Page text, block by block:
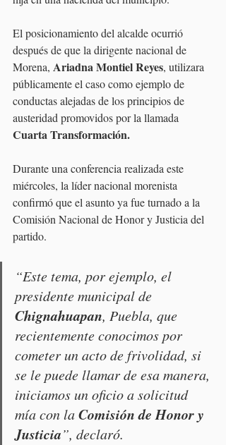
El posicionamiento del alcalde ocurrió
después de que la dirigente nacional de
Morena, Ariadna Montiel Reyes, utilizara
públicamente el caso como ejemplo de
conductas alejadas de los principios de
austeridad promovidos por la llamada
Cuarta Transformación.
Durante una conferencia realizada este
miércoles, la líder nacional morenista
confirmó que el asunto ya fue turnado a la
Comisión Nacional de Honor y Justicia del
partido.
“Este tema, por ejemplo, el
presidente municipal de
Chignahuapan, Puebla, que
recientemente conocimos por
cometer un acto de frivolidad, si
se le puede llamar de esa manera,
iniciamos un oficio a solicitud
mía con la Comisión de Honor y
Justicia”, declaró.